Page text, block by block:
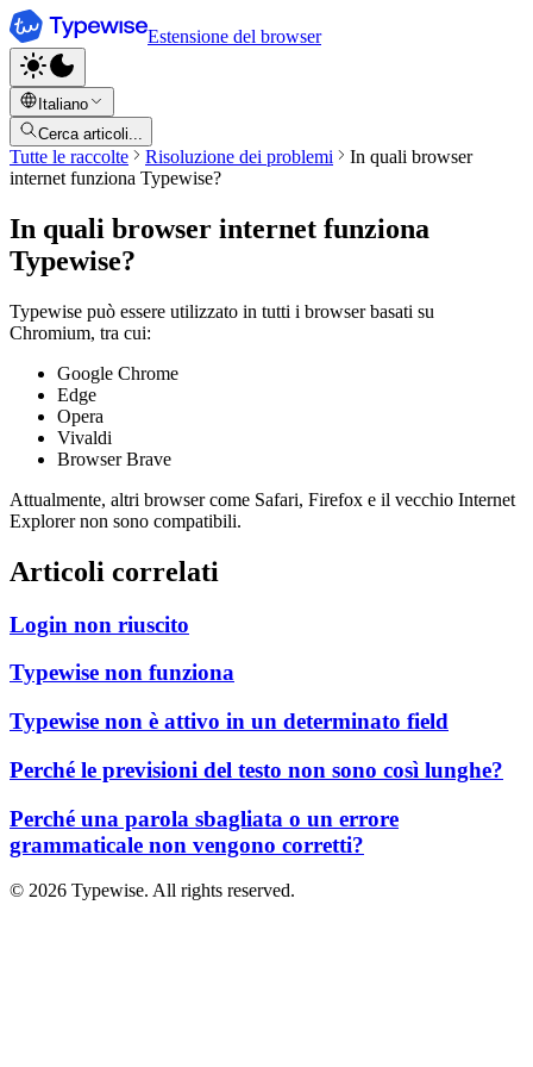
Estensione del browser
Italiano
Cerca articoli...
Tutte le raccolte Risoluzione dei problemi
In quali browser
internet funziona Typewise?
In quali browser internet funziona
Typewise?
Typewise può essere utilizzato in tutti i browser basati su
Chromium, tra cui:
Google Chrome
Edge
Opera
Vivaldi
Browser Brave
Attualmente, altri browser come Safari, Firefox e il vecchio Internet
Explorer non sono compatibili.
Articoli correlati
Login non riuscito
Typewise non funziona
Typewise non è attivo in un determinato field
Perché le previsioni del testo non sono così lunghe?
Perché una parola sbagliata o un errore
grammaticale non vengono corretti?
© 2026 Typewise. All rights reserved.